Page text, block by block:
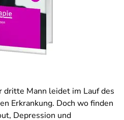
dritte Mann leidet im Lauf des
Erkrankung. Doch wo finden
Depression und